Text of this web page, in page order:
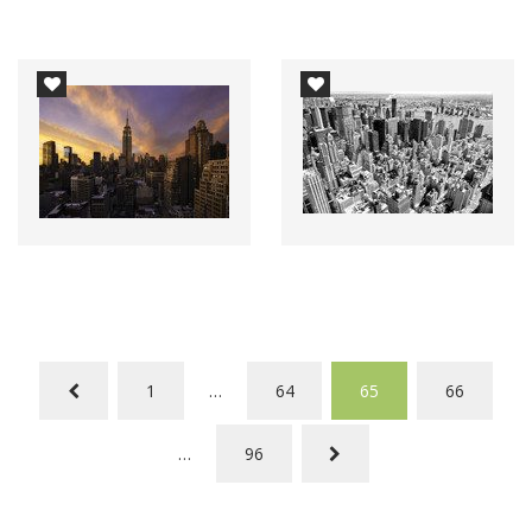
1 … 64 65 66
… 96